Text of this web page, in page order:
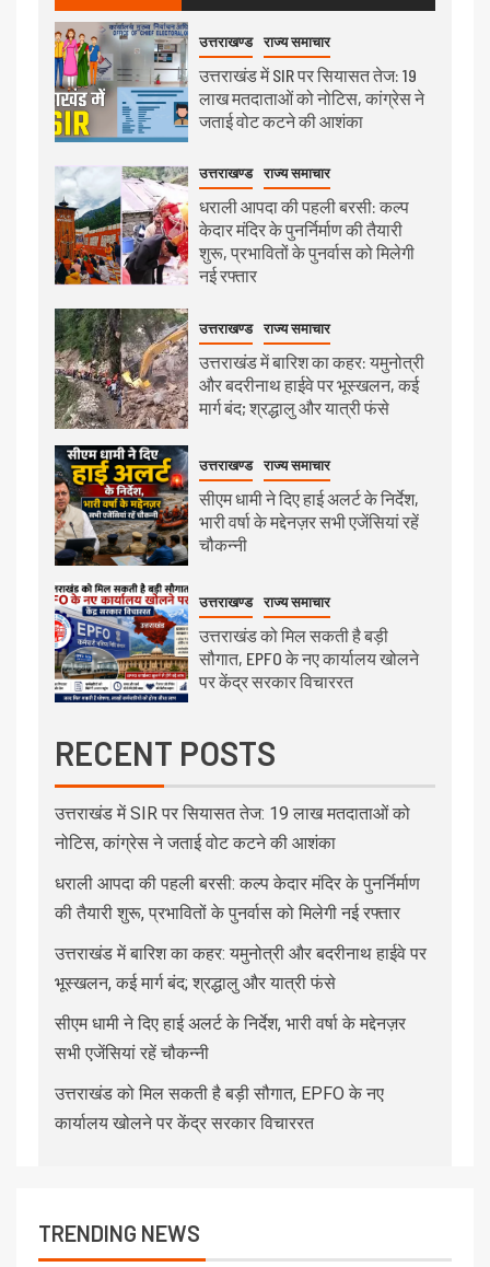
उत्तराखण्ड राज्य समाचार
उत्तराखंड में SIR पर सियासत तेज: 19
लाख मतदाताओं को नोटिस, कांग्रेस ने
जताई वोट कटने की आशंका
उत्तराखण्ड राज्य समाचार
धराली आपदा की पहली बरसी: कल्प
केदार मंदिर के पुनर्निर्माण की तैयारी
शुरू, प्रभावितों के पुनर्वास को मिलेगी
नई रफ्तार
उत्तराखण्ड राज्य समाचार
उत्तराखंड में बारिश का कहर: यमुनोत्री
और बदरीनाथ हाईवे पर भूस्खलन, कई
मार्ग बंद; श्रद्धालु और यात्री फंसे
उत्तराखण्ड राज्य समाचार
सीएम धामी ने दिए हाई अलर्ट के निर्देश,
भारी वर्षा के मद्देनज़र सभी एजेंसियां रहें
चौकन्नी
उत्तराखण्ड राज्य समाचार
उत्तराखंड को मिल सकती है बड़ी
सौगात, EPFO के नए कार्यालय खोलने
पर केंद्र सरकार विचाररत
RECENT POSTS
उत्तराखंड में SIR पर सियासत तेज: 19 लाख मतदाताओं को
नोटिस, कांग्रेस ने जताई वोट कटने की आशंका
धराली आपदा की पहली बरसी: कल्प केदार मंदिर के पुनर्निर्माण
की तैयारी शुरू, प्रभावितों के पुनर्वास को मिलेगी नई रफ्तार
उत्तराखंड में बारिश का कहर: यमुनोत्री और बदरीनाथ हाईवे पर
भूस्खलन, कई मार्ग बंद; श्रद्धालु और यात्री फंसे
सीएम धामी ने दिए हाई अलर्ट के निर्देश, भारी वर्षा के मद्देनज़र
सभी एजेंसियां रहें चौकन्नी
उत्तराखंड को मिल सकती है बड़ी सौगात, EPFO के नए
कार्यालय खोलने पर केंद्र सरकार विचाररत
TRENDING NEWS